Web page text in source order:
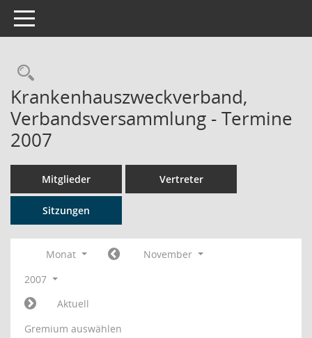
Toggle navigation
Rechercheauswahl
Krankenhauszweckverband,
Verbandsversammlung - Termine
2007
Mitglieder Vertreter
Sitzungen
Monat
November
2007
Aktuell
Gremium auswählen